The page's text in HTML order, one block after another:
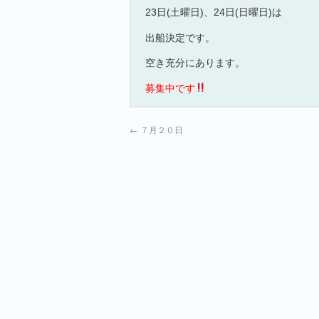
23日(土曜日)、24日(日曜日)は
出船決定です。
空き充分にあります。
募集中です
← ７月２０日